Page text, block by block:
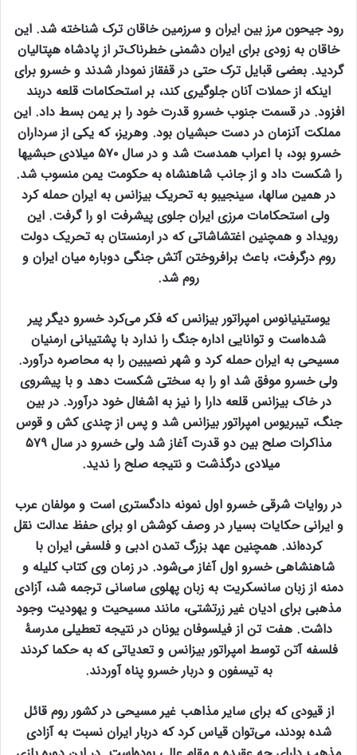
رود جیحون مرز بین ایران و سرزمین خاقان ترک شناخته شد. این
خاقان به زودی برای ایران دشمنی خطرناک‌تر از پادشاه هپتالیان
گردید. بعضی قبایل ترک حتی در قفقاز نمودار شدند و خسرو برای
اینکه از حملات آنان جلوگیری کند، بر استحکامات قلعه دربند
افزود. در قسمت جنوب خسرو قدرت خود را بر یمن بسط داد. این
مملکت آنزمان در دست حبشیان بود. وهریز، که یکی از سرداران
خسرو بود، با اعراب همدست شد و در سال ۵۷۰ میلادی حبشیها
را شکست داد و از جانب شاهنشاه به حکومت یمن منسوب شد.
در همین سالها، سینجیبو به تحریک بیزانس به ایران حمله کرد
ولی استحکامات مرزی ایران جلوی پیشرفت او را گرفت. این
رویداد و همچنین اغتشاشاتی که در ارمنستان به تحریک دولت
روم درگرفت، باعث برافروختن آتش جنگی دوباره میان ایران و
روم شد.
یوستینیانوس امپراتور بیزانس که فکر می‌کرد خسرو دیگر پیر
شده‌است و توانایی اداره جنگ را ندارد با پشتیبانی ارمنیان
مسیحی به ایران حمله کرد و شهر نصیبین را به محاصره درآورد.
ولی خسرو موفق شد او را به سختی شکست دهد و با پیشروی
در خاک بیزانس قلعه دارا را نیز به اشغال خود درآورد. در بین
جنگ، تیبریوس امپراتور بیزانس شد و پس از چندی کش و قوس
مذاکرات صلح بین دو قدرت آغاز شد ولی خسرو در سال ۵۷۹
میلادی درگذشت و نتیجه صلح را ندید.
در روایات شرقی خسرو اول نمونه دادگستری است و مولفان عرب
و ایرانی حکایات بسیار در وصف کوشش او برای حفظ عدالت نقل
کرده‌اند. همچنین عهد بزرگ تمدن ادبی و فلسفی ایران با
شاهنشاهی خسرو اول آغاز می‌شود. در زمان وی کتاب کلیله و
دمنه از زبان سانسکریت به زبان پهلوی ساسانی ترجمه شد، آزادی
مذهبی برای ادیان غیر زرتشتی، مانند مسیحیت و یهودیت وجود
داشت. هفت تن از فیلسوفان یونان در نتیجه تعطیلی مدرسهٔ
فلسفه آتن توسط امپراتور بیزانس و تعدیاتی که به حکما کردند
به تیسفون و دربار خسرو پناه آوردند.
از قیودی که برای سایر مذاهب غیر مسیحی در کشور روم قائل
شده بودند، می‌توان قیاس کرد که دربار ایران نسبت به آزادی